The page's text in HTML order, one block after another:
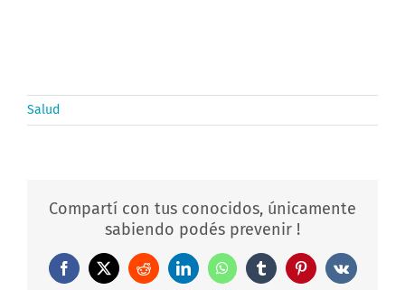
Salud
Compartí con tus conocidos, únicamente
sabiendo podés prevenir !
Facebook
X RedditLinkedInWhatsAppTumblrPinterestVk